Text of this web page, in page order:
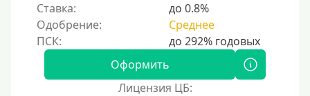
Ставка:
до 0.8%
Одобрение:
Среднее
Оформить
Лицензия ЦБ: